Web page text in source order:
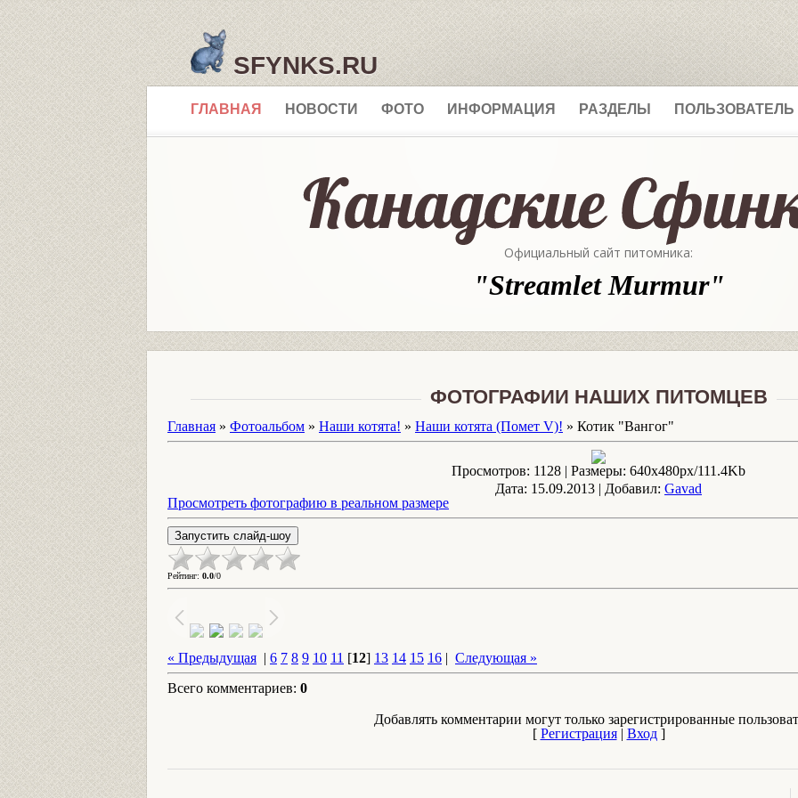
SFYNKS.RU
ГЛАВНАЯ НОВОСТИ ФОТО ИНФОРМАЦИЯ РАЗДЕЛЫ ПОЛЬЗОВАТЕЛЬ
Официальный сайт питомника:
"Streamlet Murmur"
ФОТОГРАФИИ НАШИХ ПИТОМЦЕВ
Главная » Фотоальбом » Наши котята! » Наши котята (Помет V)! » Котик "Вангог"
Просмотров: 1128 | Размеры: 640x480px/111.4Kb
Дата: 15.09.2013 | Добавил: Gavad
Просмотреть фотографию в реальном размере
Рейтинг: 0.0/0
« Предыдущая | 6 7 8 9 10 11 [12] 13 14 15 16 | Следующая »
Всего комментариев: 0
Добавлять комментарии могут только зарегистрированные
[ Регистрация| Вход]